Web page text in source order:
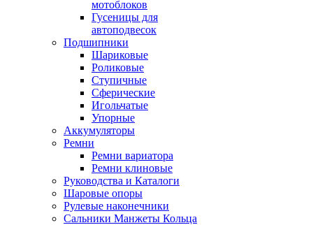
мотоблоков
Гусеницы для
автоподвесок
Подшипники
Шариковые
Роликовые
Ступичные
Сферические
Игольчатые
Упорные
Аккумуляторы
Ремни
Ремни вариатора
Ремни клиновые
Руководства и Каталоги
Шаровые опоры
Рулевые наконечники
Сальники Манжеты Кольца